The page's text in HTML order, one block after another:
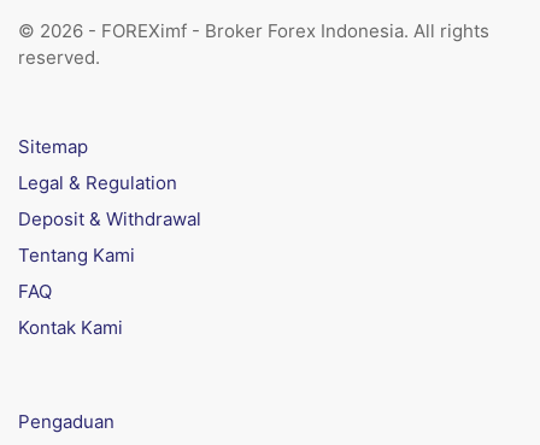
© 2026 - FOREXimf - Broker Forex Indonesia. All rights
reserved.
Sitemap
Legal & Regulation
Deposit & Withdrawal
Tentang Kami
FAQ
Kontak Kami
Pengaduan